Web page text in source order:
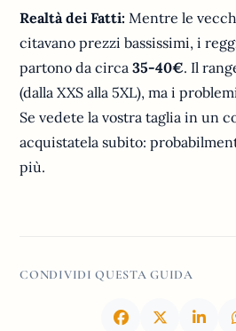
Realtà dei Fatti: Mentre le
citavano prezzi bassissimi, i
partono da circa35-40€. Il
(dalla XXS alla 5XL), ma i
Se vedete la vostra taglia in un
acquistatela subito:
più.
CONDIVIDI QUESTA GUIDA